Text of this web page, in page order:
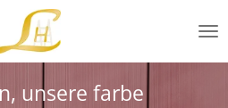
unsere farbe